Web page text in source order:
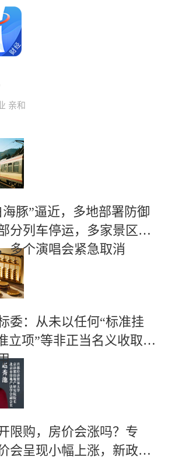
亲和
海豚”逼近，多地部署防御
分列车停运，多家景区调
多个演唱会紧急取消
委：从未以任何“标准挂
立项”等非正当名义收取不
限购，房价会涨吗？专
会呈现小幅上涨，新政有